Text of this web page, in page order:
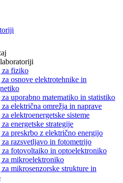
za fiziko
osnove elektrotehnike in
uporabno matematiko in statistiko
električna omrežja in naprave
elektroenergetske sisteme
energetske strategije
preskrbo z električno energijo
razsvetljavo in fotometrijo
fotovoltaiko in optoelektroniko
mikroelektroniko
mikrosenzorske strukture in